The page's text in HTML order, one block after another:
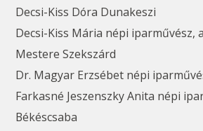
Decsi-Kiss Dóra Dunakeszi
Decsi-Kiss Mária népi iparművész,
Mestere Szekszárd
Dr. Magyar Erzsébet népi
Farkasné Jeszenszky Anita népi
Békéscsaba